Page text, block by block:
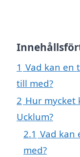
1 Vad kan en
till med?
2 Hur mycket
Ucklum?
2.1 Vad kan
med?